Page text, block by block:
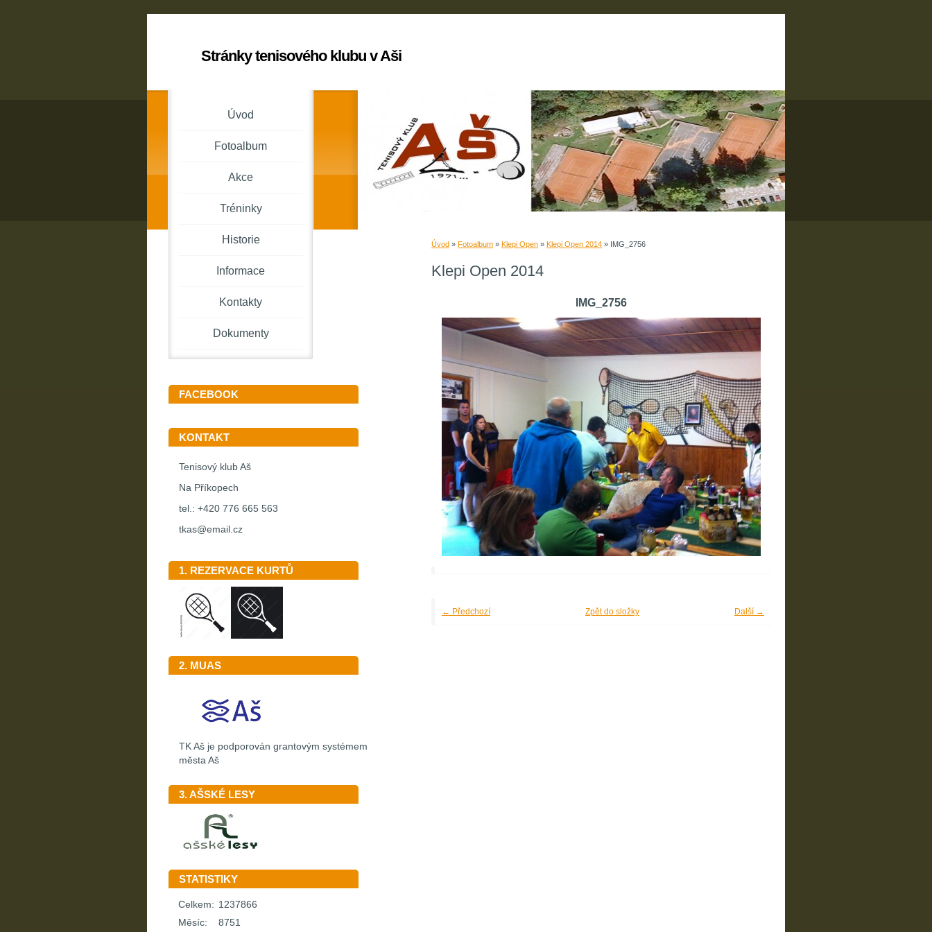
Stránky tenisového klubu v Aši
Úvod » Fotoalbum » Klepi Open » Klepi Open 2014 » IMG_2756
Klepi Open 2014
IMG_2756
← Předchozí Další →
Zpět do složky
Úvod
Fotoalbum
Akce
Tréninky
Historie
Informace
Kontakty
Dokumenty
FACEBOOK
KONTAKT
Tenisový klub Aš
Na Příkopech
tel.: +420 776 665 563
tkas@email.cz
1. REZERVACE KURTŮ
2. MUAS
TK Aš je podporován grantovým systémem
města Aš
3. AŠSKÉ LESY
STATISTIKY
Celkem: 1237866
Měsíc:
8751